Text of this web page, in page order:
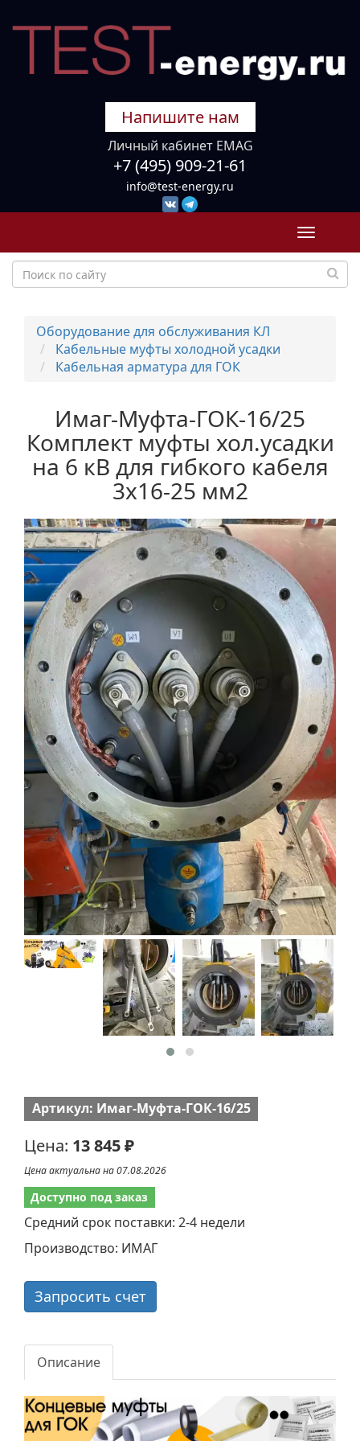
Напишите нам
Личный кабинет EMAG
+7 (495) 909-21-61
info@test-energy.ru
Toggle
Оборудование для обслуживания КЛ
Кабельные муфты холодной усадки
Кабельная арматура для ГОК
Имаг-Муфта-ГОК-16/25
Комплект муфты хол.усадки
на 6 кВ для гибкого кабеля
3х16-25 мм2
Артикул: Имаг-Муфта-ГОК-16/25
Цена: 13 845 ₽
Цена актуальна на 07.08.2026
Доступно под заказ
Средний срок поставки: 2-4 недели
Производство: ИМАГ
Запросить счет
Описание